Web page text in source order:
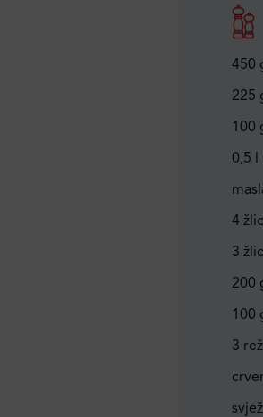
450
225
100
0,5 l
4
3
200
100
3